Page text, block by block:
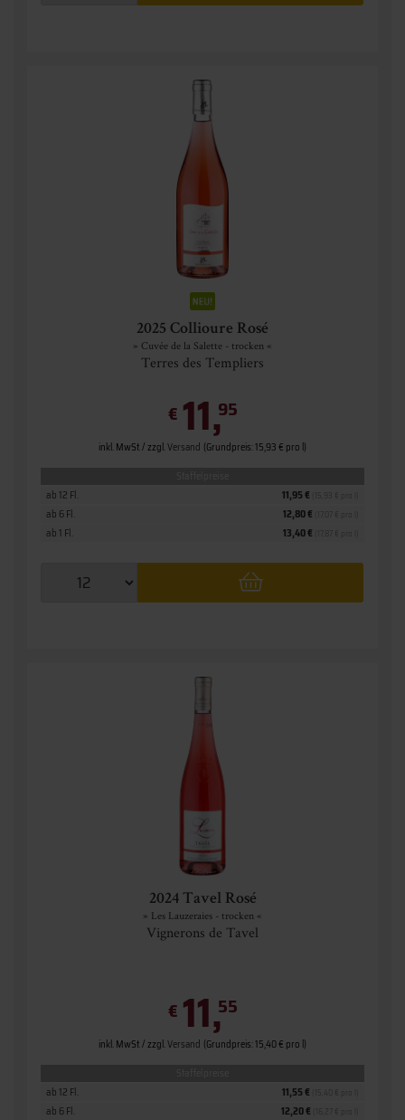
2025 Collioure Rosé
» Cuvée de la Salette - trocken «
Terres des Templiers
€ 11,95
inkl. MwSt. / zzgl.Versand (Grundpreis: 15,93 € pro l)
ab 1 Fl. 13,40 €
ab 6 Fl. 12,80 €
ab 12 Fl. 11,95 €
2024 Tavel Rosé
» Les Lauzeraies - trocken «
Vignerons de Tavel
€ 11,55
inkl. MwSt. / zzgl.Versand (Grundpreis: 15,40 € pro l)
ab 6 Fl. 12,20 €
ab 12 Fl. 11,55 €